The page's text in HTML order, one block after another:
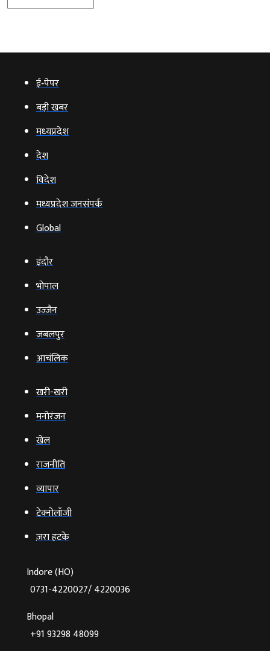
ई‑पेपर
बड़ी खबर
मध्‍यप्रदेश
देश
विदेश
मध्यप्रदेश जनसंपर्क
Global
इंदौर
भोपाल
उज्‍जैन
जबलपुर
आचंलिक
खरी-खरी
मनोरंजन
खेल
राजनीति
व्‍यापार
टेक्‍नोलॉजी
ज़रा हटके
Indore (HO)
0731-4220027/ 4220036
Bhopal
+91 93298 48099